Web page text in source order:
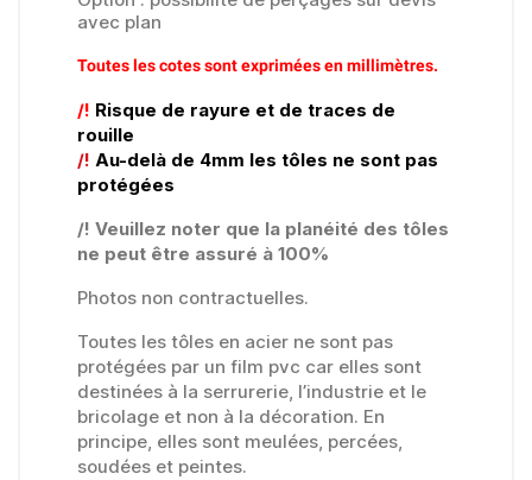
avec plan
Toutes les cotes sont exprimées en millimètres.
/! Risque de rayure et de traces de
rouille
/! Au-delà de 4mm les tôles ne sont pas
protégées
/! Veuillez noter que la planéité des tôles
ne peut être assuré à 100%
Photos non contractuelles.
Toutes les tôles en acier ne sont pas
protégées par un film pvc car elles sont
destinées à la serrurerie, l’industrie et le
bricolage et non à la décoration. En
principe, elles sont meulées, percées,
soudées et peintes.